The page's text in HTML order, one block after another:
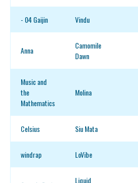
- 04 Gaijin Vindu
Anna
Camomile
Dawn
Music and
the
Mathematics
Molina
Celsius Siu Mata
windrap LoVibe
Liquid